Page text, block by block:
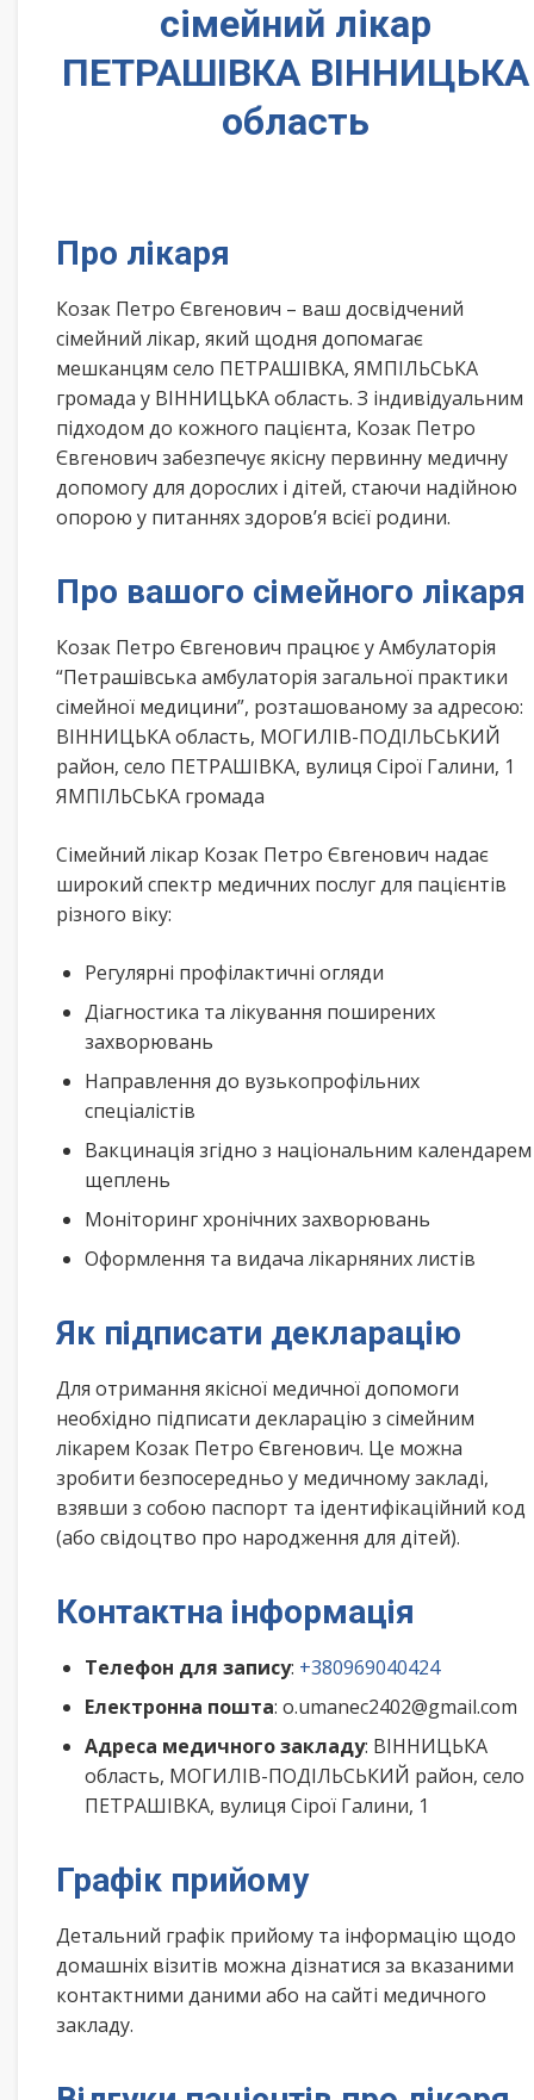
сімейний лікар
ПЕТРАШІВКА ВІННИЦЬКА
область
Про лікаря
Козак Петро Євгенович – ваш досвідчений
сімейний лікар, який щодня допомагає
мешканцям село ПЕТРАШІВКА, ЯМПІЛЬСЬКА
громада у ВІННИЦЬКА область. З індивідуальним
підходом до кожного пацієнта, Козак Петро
Євгенович забезпечує якісну первинну медичну
допомогу для дорослих і дітей, стаючи надійною
опорою у питаннях здоров’я всієї родини.
Про вашого сімейного лікаря
Козак Петро Євгенович працює у Амбулаторія
“Петрашівська амбулаторія загальної практики
сімейної медицини”, розташованому за адресою:
ВІННИЦЬКА область, МОГИЛІВ-ПОДІЛЬСЬКИЙ
район, село ПЕТРАШІВКА, вулиця Сірої Галини, 1
ЯМПІЛЬСЬКА громада
Сімейний лікар Козак Петро Євгенович надає
широкий спектр медичних послуг для пацієнтів
різного віку:
Регулярні профілактичні огляди
Діагностика та лікування поширених
захворювань
Направлення до вузькопрофільних
спеціалістів
Вакцинація згідно з національним календарем
щеплень
Моніторинг хронічних захворювань
Оформлення та видача лікарняних листів
Як підписати декларацію
Для отримання якісної медичної допомоги
необхідно підписати декларацію з сімейним
лікарем Козак Петро Євгенович. Це можна
зробити безпосередньо у медичному закладі,
взявши з собою паспорт та ідентифікаційний код
(або свідоцтво про народження для дітей).
Контактна інформація
Телефон для запису: +380969040424
Електронна пошта: o.umanec2402@gmail.com
Адреса медичного закладу: ВІННИЦЬКА
область, МОГИЛІВ-ПОДІЛЬСЬКИЙ район, село
ПЕТРАШІВКА, вулиця Сірої Галини, 1
Графік прийому
Детальний графік прийому та інформацію щодо
домашніх візитів можна дізнатися за вказаними
контактними даними або на сайті медичного
закладу.